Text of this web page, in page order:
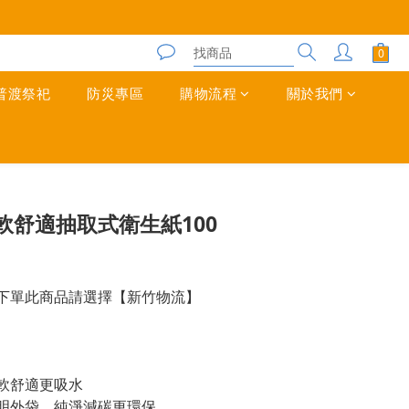
渡祭祀 防災專區 購物流程 關於我們
舒適抽取式衛生紙100
此商品請選擇【新竹物流】
舒適更吸水